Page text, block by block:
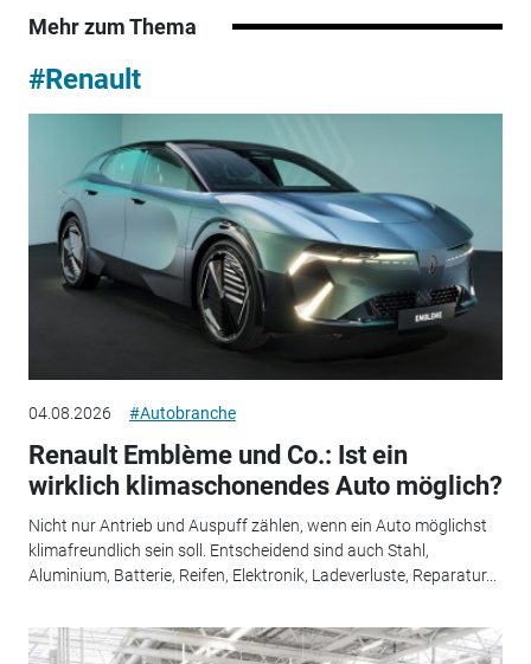
Mehr zum Thema
#Renault
04.08.2026 #Autobranche
Renault Emblème und Co.: Ist ein
wirklich klimaschonendes Auto möglich?
Nicht nur Antrieb und Auspuff zählen, wenn ein Auto möglichst
klimafreundlich sein soll. Entscheidend sind auch Stahl,
Aluminium, Batterie, Reifen, Elektronik, Ladeverluste, Reparatur...